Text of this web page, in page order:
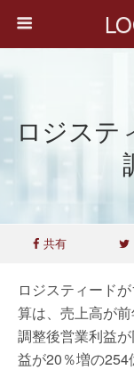
ロジステ
共有
ロジスティード
算は、売上高が
調整後営業利益
益が20％増の